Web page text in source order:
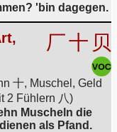
'bin dagegen.
厂十 贝
十, Muschel, Geld
2 Fühlern 八)
Muscheln die
als Pfand.